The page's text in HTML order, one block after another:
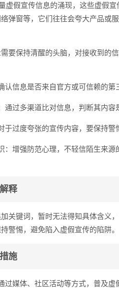
虚假宣传信息的涌现，这些虚假
弹窗等，它们往往会夸大产品或
要保持清醒的头脑，对接收到的
认信息是否来自官方或可信赖的第
通过多渠道比对信息，判断其内容
于过度夸张的宣传内容，要保持警
：增强防范心理，不轻信陌生来
释
关键词，暂时无法得知具体含义
警惕，避免陷入虚假宣传的陷阱。
施
过媒体、社区活动等方式，普及虚